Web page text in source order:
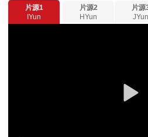
片源1
IYun
片源2
HYun
片源
JYun